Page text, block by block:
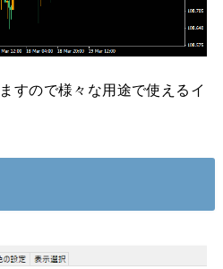
すので様々な用途で使えるイ